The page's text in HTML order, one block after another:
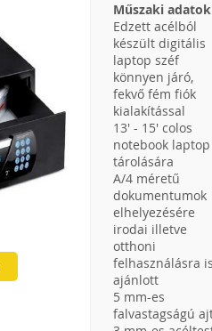
Műszaki adatok
Edzett acélból
készült digitális
laptop széf
könnyen járó,
fekvő fém fiók
kialakítással
13' - 15' colos
notebook laptop
tárolására
A/4 méretű
dokumentumok
elhelyezésére
irodai illetve
otthoni
felhasználásra
ajánlott
5 mm-es
falvastagságú